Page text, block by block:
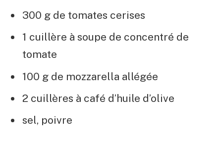
300 g de tomates cerises
1 cuillère à soupe de concentré de
tomate
100 g de mozzarella allégée
2 cuillères à café d’huile d’olive
sel, poivre